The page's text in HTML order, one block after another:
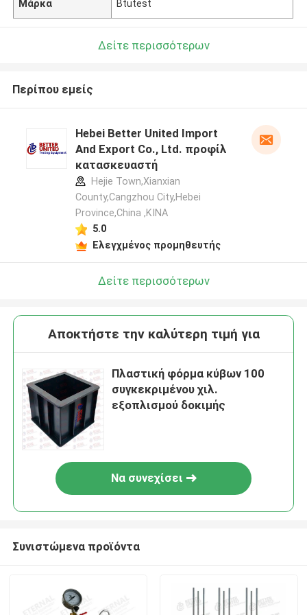
Μάρκα Btutest
Δείτε περισσότερων
Περίπου εμείς
Hebei Better United Import
And Export Co., Ltd. προφίλ
κατασκευαστή
Hejie Town,Xianxian
County,Cangzhou City,Hebei
Province,China ,ΚΙΝΑ
5.0
Ελεγχμένος προμηθευτής
Δείτε περισσότερων
Αποκτήστε την καλύτερη τιμή για
Πλαστική φόρμα κύβων 100
συγκεκριμένου χιλ.
εξοπλισμού δοκιμής
Να συνεχίσει
Συνιστώμενα προϊόντα